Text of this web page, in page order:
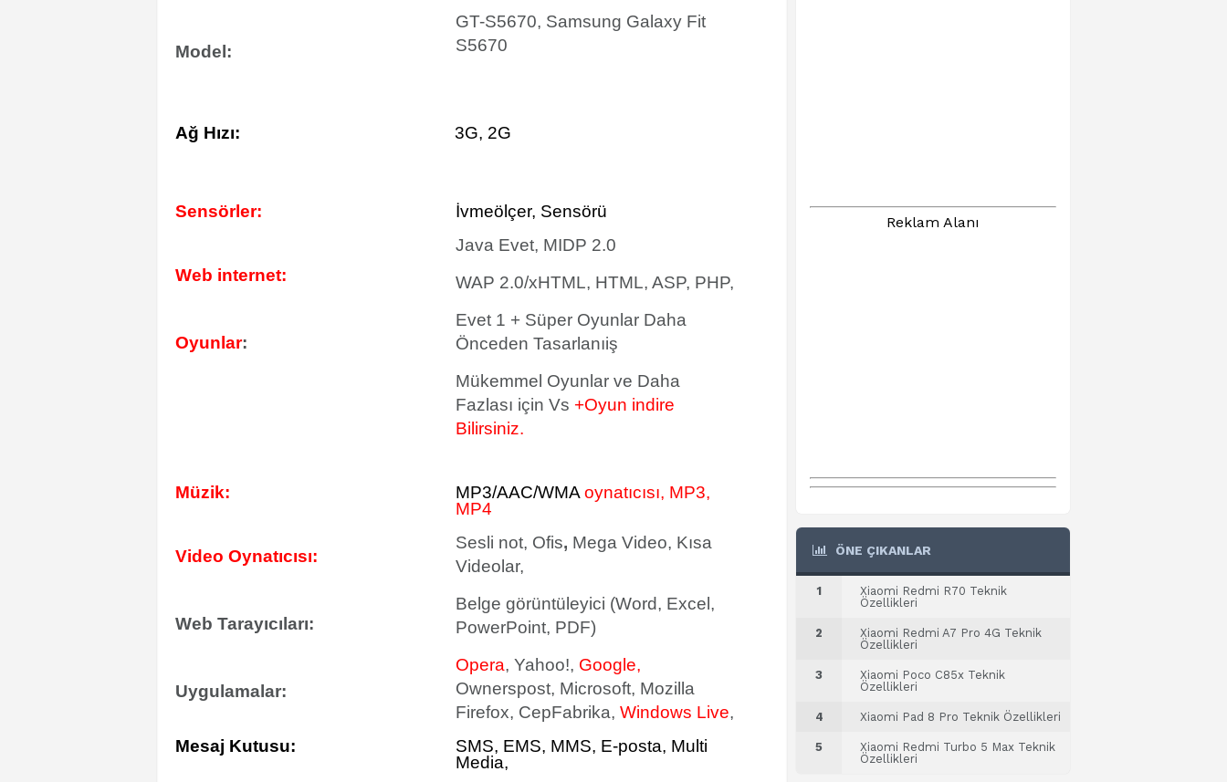
Model:
GT-S5670, Samsung Galaxy Fit
S5670
Ağ Hızı: 3G, 2G
Sensörler:
Web internet:
Oyunlar:
İvmeölçer, Sensörü
Java Evet, MIDP 2.0
WAP 2.0/xHTML, HTML, ASP, PHP,
Evet 1 + Süper Oyunlar Daha
Önceden Tasarlanıiş
Mükemmel Oyunlar ve Daha
Fazlası için Vs +Oyun indire
Bilirsiniz.
Müzik:
Video Oynatıcısı:
Web Tarayıcıları:
Uygulamalar:
MP3/AAC/WMA oynatıcısı, MP3,
MP4
Sesli not, Ofis, Mega Video, Kısa
Videolar,
Belge görüntüleyici (Word, Excel,
PowerPoint, PDF)
Opera, Yahoo!, Google,
Ownerspost, Microsoft, Mozilla
Firefox, CepFabrika, Windows Live,
Mesaj Kutusu:
SMS, EMS, MMS, E-posta, Multi
Media,
Reklam Alanı
ÖNE ÇIKANLAR
1
Xiaomi Redmi R70 Teknik
Özellikleri
2
Xiaomi Redmi A7 Pro 4G Teknik
Özellikleri
3
Xiaomi Poco C85x Teknik
Özellikleri
4 Xiaomi Pad 8 Pro Teknik Özellikleri
5
Xiaomi Redmi Turbo 5 Max Teknik
Özellikleri